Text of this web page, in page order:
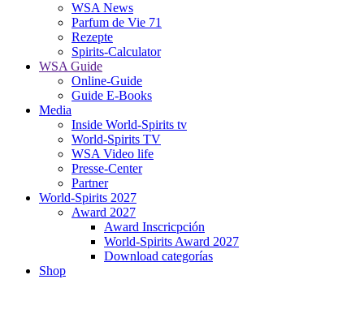
WSA News
Parfum de Vie 71
Rezepte
Spirits-Calculator
WSA Guide
Online-Guide
Guide E-Books
Media
Inside World-Spirits tv
World-Spirits TV
WSA Video life
Presse-Center
Partner
World-Spirits 2027
Award 2027
Award Inscricpción
World-Spirits Award 2027
Download categorías
Shop